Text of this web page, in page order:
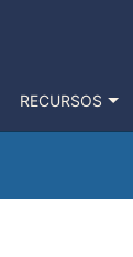
RECURSOS